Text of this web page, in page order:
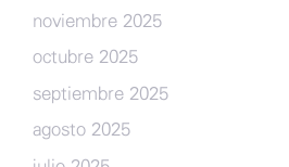
noviembre 2025
octubre 2025
septiembre 2025
agosto 2025